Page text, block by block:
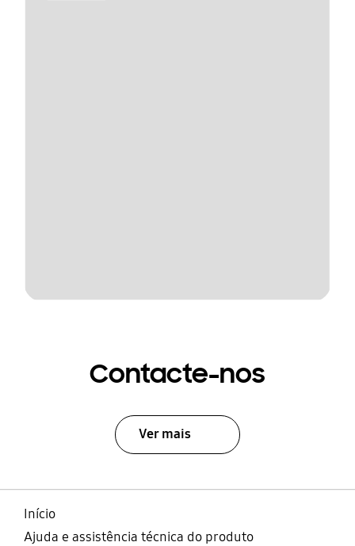
Contacte-nos
Ver mais
Início
Ajuda e assistência técnica do produto